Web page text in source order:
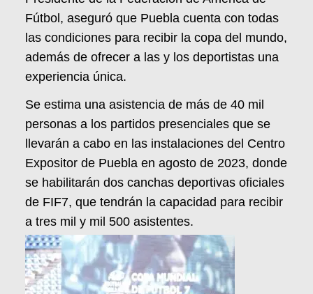
Fútbol, aseguró que Puebla cuenta con todas
las condiciones para recibir la copa del mundo,
además de ofrecer a las y los deportistas una
experiencia única.
Se estima una asistencia de más de 40 mil
personas a los partidos presenciales que se
llevarán a cabo en las instalaciones del Centro
Expositor de Puebla en agosto de 2023, donde
se habilitarán dos canchas deportivas oficiales
de FIF7, que tendrán la capacidad para recibir
a tres mil y mil 500 asistentes.